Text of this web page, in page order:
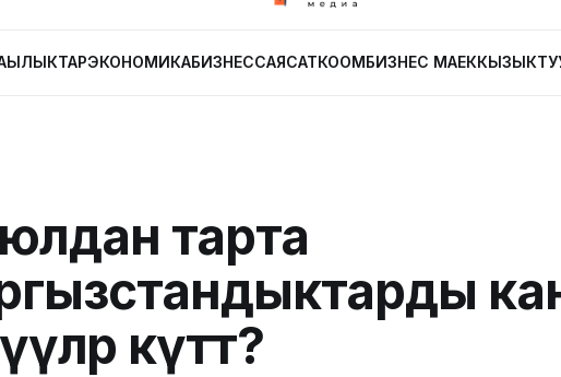
ЭКОНОМИКАБИЗНЕССАЯСАТКООМБИЗНЕС МАЕК
тарта
күтөт?